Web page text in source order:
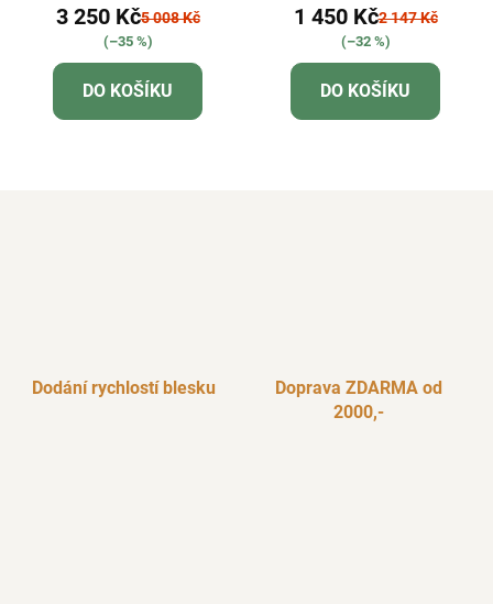
3 250 Kč5 008 Kč
(–35 %)
DO KOŠÍKU
1 450 Kč2 147 Kč
(–32 %)
DO KOŠÍKU
Dodání rychlostí blesku
Doprava ZDARMA od
2000,-